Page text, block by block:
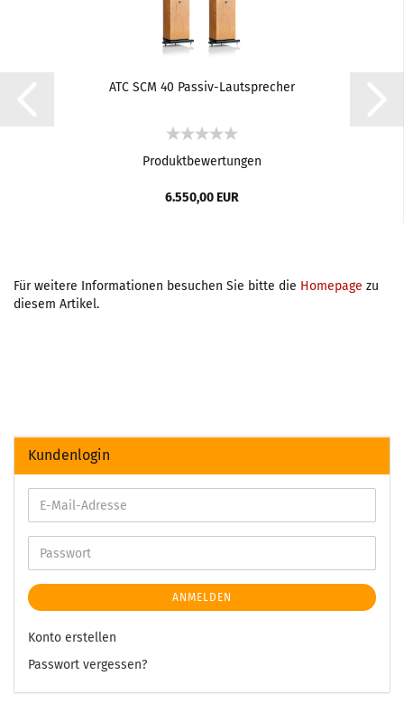
ATC SCM 40 Passiv-Lautsprecher
Produktbewertungen
6.550,00 EUR
Für weitere Informationen besuchen Sie bitte die Homepage zu
diesem Artikel.
Kundenlogin
ANMELDEN
Konto erstellen
Passwort vergessen?